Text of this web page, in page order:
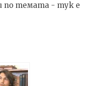
по темата - тук е